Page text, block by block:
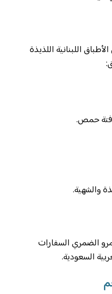
اللبنانية اللذيذة
حمص.
والشهية.
الضمري السفارات